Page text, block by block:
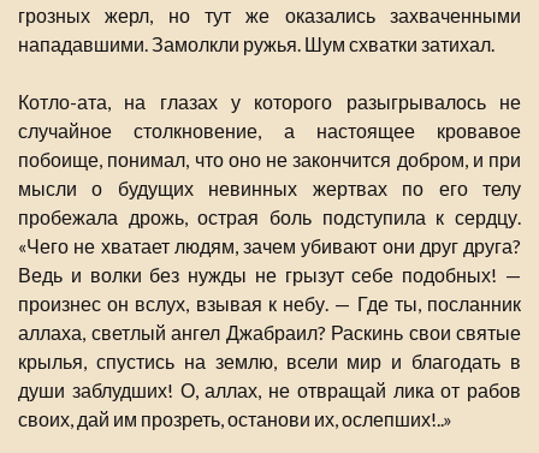
грозных жерл, но тут же оказались захваченными
нападавшими. Замолкли ружья. Шум схватки затихал.
Котло-ата, на глазах у которого разыгрывалось не
случайное столкновение, а настоящее кровавое
побоище, понимал, что оно не закончится добром, и при
мысли о будущих невинных жертвах по его телу
пробежала дрожь, острая боль подступила к сердцу.
«Чего не хватает людям, зачем убивают они друг друга?
Ведь и волки без нужды не грызут себе подобных! —
произнес он вслух, взывая к небу. — Где ты, посланник
аллаха, светлый ангел Джабраил? Раскинь свои святые
крылья, спустись на землю, всели мир и благодать в
души заблудших! О, аллах, не отвращай лика от рабов
своих, дай им прозреть, останови их, ослепших!..»